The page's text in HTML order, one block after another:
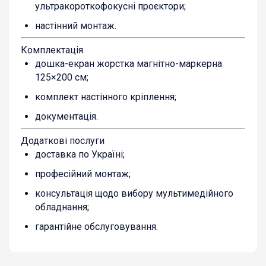
ультракороткофокусні проєктори;
настінний монтаж.
Комплектація
дошка-екран жорстка магнітно-маркерна
125×200 см;
комплект настінного кріплення;
документація.
Додаткові послуги
доставка по Україні;
професійний монтаж;
консультація щодо вибору мультимедійного
обладнання;
гарантійне обслуговування.